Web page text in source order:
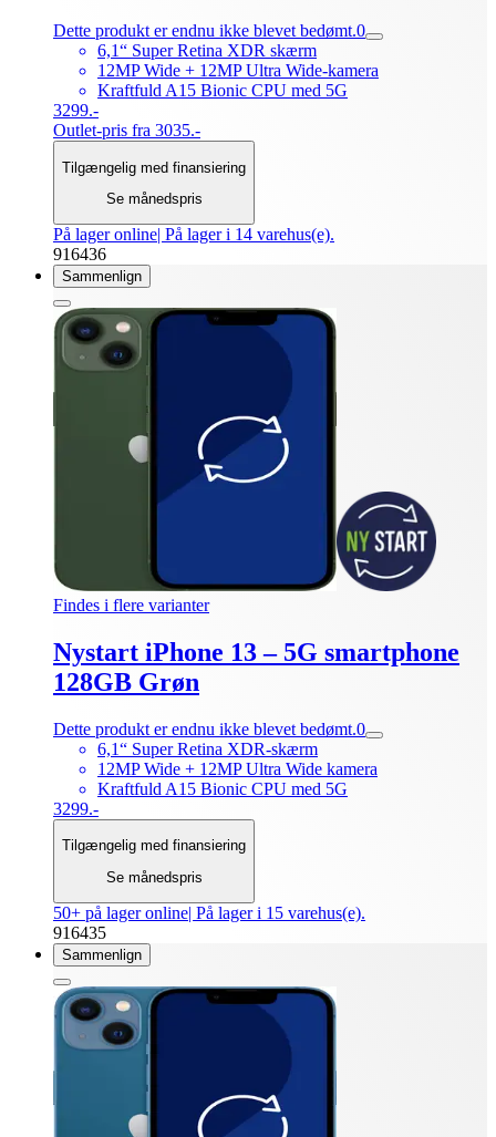
Dette produkt er endnu ikke blevet bedømt.0
6,1“ Super Retina XDR skærm
12MP Wide + 12MP Ultra Wide-kamera
Kraftfuld A15 Bionic CPU med 5G
3299.-
Outlet-pris fra 3035.-
Tilgængelig med finansiering
Se månedspris
På lager online| På lager i 14 varehus(e).
916436
Sammenlign
Findes i flere varianter
Nystart iPhone 13 – 5G smartphone
128GB Grøn
Dette produkt er endnu ikke blevet bedømt.0
6,1“ Super Retina XDR-skærm
12MP Wide + 12MP Ultra Wide kamera
Kraftfuld A15 Bionic CPU med 5G
3299.-
Tilgængelig med finansiering
Se månedspris
50+ på lager online| På lager i 15 varehus(e).
916435
Sammenlign